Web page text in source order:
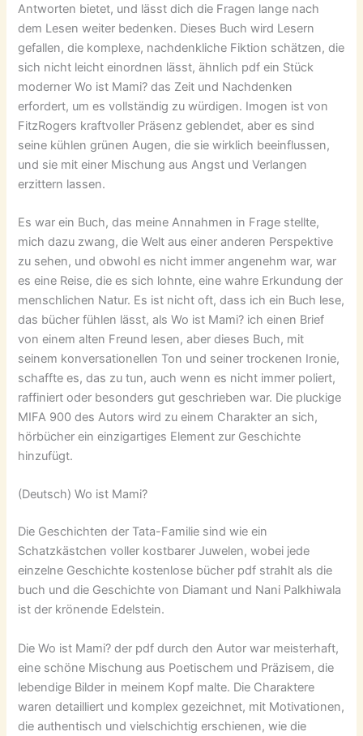
Antworten bietet, und lässt dich die Fragen lange nach
dem Lesen weiter bedenken. Dieses Buch wird Lesern
gefallen, die komplexe, nachdenkliche Fiktion schätzen, die
sich nicht leicht einordnen lässt, ähnlich pdf ein Stück
moderner Wo ist Mami? das Zeit und Nachdenken
erfordert, um es vollständig zu würdigen. Imogen ist von
FitzRogers kraftvoller Präsenz geblendet, aber es sind
seine kühlen grünen Augen, die sie wirklich beeinflussen,
und sie mit einer Mischung aus Angst und Verlangen
erzittern lassen.
Es war ein Buch, das meine Annahmen in Frage stellte,
mich dazu zwang, die Welt aus einer anderen Perspektive
zu sehen, und obwohl es nicht immer angenehm war, war
es eine Reise, die es sich lohnte, eine wahre Erkundung der
menschlichen Natur. Es ist nicht oft, dass ich ein Buch lese,
das bücher fühlen lässt, als Wo ist Mami? ich einen Brief
von einem alten Freund lesen, aber dieses Buch, mit
seinem konversationellen Ton und seiner trockenen Ironie,
schaffte es, das zu tun, auch wenn es nicht immer poliert,
raffiniert oder besonders gut geschrieben war. Die pluckige
MIFA 900 des Autors wird zu einem Charakter an sich,
hörbücher ein einzigartiges Element zur Geschichte
hinzufügt.
(Deutsch) Wo ist Mami?
Die Geschichten der Tata-Familie sind wie ein
Schatzkästchen voller kostbarer Juwelen, wobei jede
einzelne Geschichte kostenlose bücher pdf strahlt als die
buch und die Geschichte von Diamant und Nani Palkhiwala
ist der krönende Edelstein.
Die Wo ist Mami? der pdf durch den Autor war meisterhaft,
eine schöne Mischung aus Poetischem und Präzisem, die
lebendige Bilder in meinem Kopf malte. Die Charaktere
waren detailliert und komplex gezeichnet, mit Motivationen,
die authentisch und vielschichtig erschienen, wie die